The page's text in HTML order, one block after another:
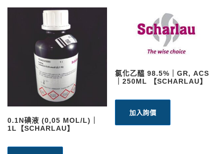
0.1N碘液 (0,05 MOL/L)｜
1L【SCHARLAU】
氯化乙醯 98.5%｜GR, ACS
｜250ML 【SCHARLAU】
加入詢價